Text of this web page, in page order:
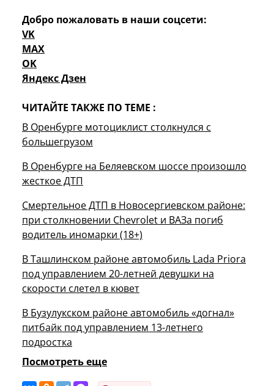
Добро пожаловать в наши соцсети:
VK
MAX
OK
Яндекс Дзен
ЧИТАЙТЕ ТАКЖЕ ПО ТЕМЕ :
В Оренбурге мотоциклист столкнулся с
большегрузом
В Оренбурге на Беляевском шоссе произошло
жесткое ДТП
Смертельное ДТП в Новосергиевском районе:
при столкновении Chevrolet и ВАЗа погиб
водитель иномарки (18+)
В Ташлинском районе автомобиль Lada Priora
под управлением 20-летней девушки на
скорости слетел в кювет
В Бузулукском районе автомобиль «догнал»
питбайк под управлением 13-летнего
подростка
Посмотреть еще